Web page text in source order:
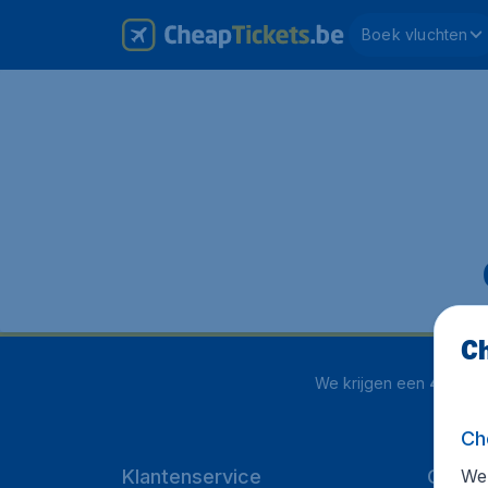
Boek vluchten
We krijgen een 4.1 uit 5
Klantenservice